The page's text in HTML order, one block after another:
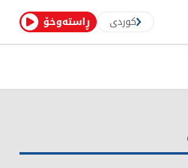
ڕاستەوخۆ کوردی